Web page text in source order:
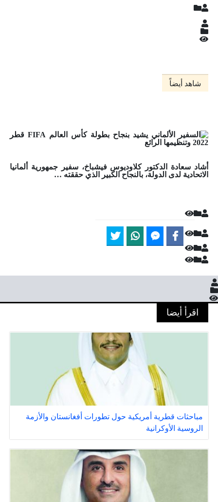
شاهد أيضاً
أشاد سعادة الدكتور كلاوديوس فيشباخ، سفير جمهورية ألمانيا
الاتحادية لدى الدولة، بالنجاح الكبير الذي حققته …
اقرأ أيضا
مباحثات قطرية أمريكية حول تطورات أفغانستان والأزمة
الروسية الأوكرانية